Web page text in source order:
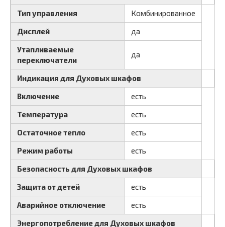
Тип управления
Комбинированное
Дисплей
да
Утапливаемые
переключатели
да
Индикация для Духовых шкафов
Включение
есть
Температура
есть
Остаточное тепло
есть
Режим работы
есть
Безопасность для Духовых шкафов
Защита от детей
есть
Аварийное отключение
есть
Энергопотребление для Духовых шкафов